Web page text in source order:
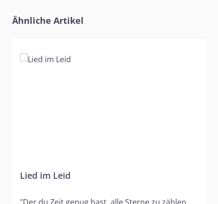
Produktgalerie überspringen
Ähnliche Artikel
Lied im Leid